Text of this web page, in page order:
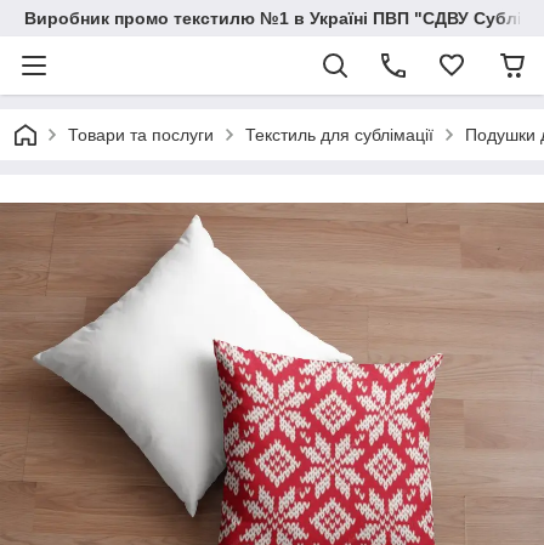
Виробник промо текстилю №1 в Україні ПВП "СДВУ
Товари та послуги Текстиль для сублімації Подушки